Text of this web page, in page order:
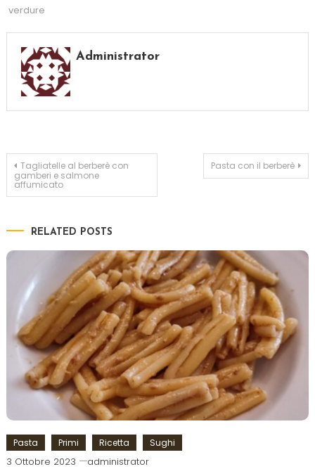
verdure
Administrator
Navigazione
articoli
Tagliatelle al berberè con
gamberi e salmone
affumicato
Pasta con il berberè
RELATED POSTS
Pasta Primi Ricetta Sughi
3 Ottobre 2023 administrator